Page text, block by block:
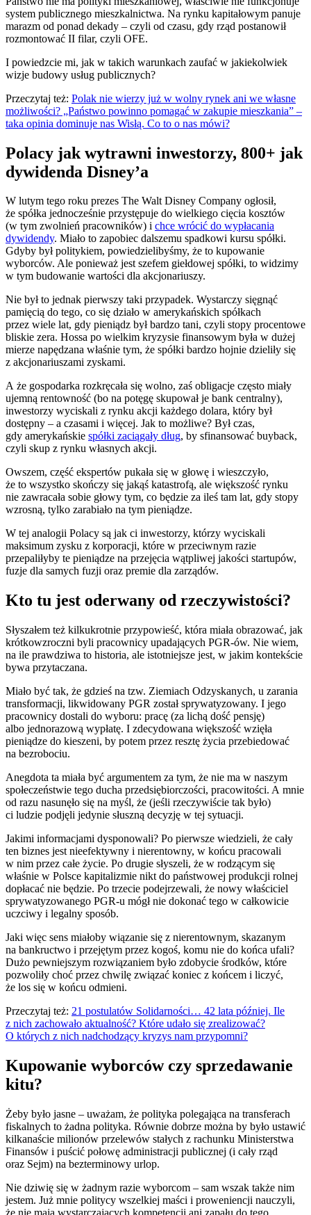
system publicznego mieszkalnictwa. Na rynku kapitałowym panuje
marazm od ponad dekady – czyli od czasu, gdy rząd postanowił
rozmontować II filar, czyli OFE.
I powiedzcie mi, jak w takich warunkach zaufać w jakiekolwiek
wizje budowy usług publicznych?
Przeczytaj też: Polak nie wierzy już w wolny rynek ani we własne
możliwości? „Państwo powinno pomagać w zakupie mieszkania” –
taka opinia dominuje nas Wisłą. Co to o nas mówi?
Polacy jak wytrawni inwestorzy, 800+ jak
dywidenda Disney’a
W lutym tego roku prezes The Walt Disney Company ogłosił,
że spółka jednocześnie przystępuje do wielkiego cięcia kosztów
(w tym zwolnień pracowników) i chce wrócić do wypłacania
dywidendy. Miało to zapobiec dalszemu spadkowi kursu spółki.
Gdyby był politykiem, powiedzielibyśmy, że to kupowanie
wyborców. Ale ponieważ jest szefem giełdowej spółki, to widzimy
w tym budowanie wartości dla akcjonariuszy.
Nie był to jednak pierwszy taki przypadek. Wystarczy sięgnąć
pamięcią do tego, co się działo w amerykańskich spółkach
przez wiele lat, gdy pieniądz był bardzo tani, czyli stopy procentowe
bliskie zera. Hossa po wielkim kryzysie finansowym była w dużej
mierze napędzana właśnie tym, że spółki bardzo hojnie dzieliły się
z akcjonariuszami zyskami.
A że gospodarka rozkręcała się wolno, zaś obligacje często miały
ujemną rentowność (bo na potęgę skupował je bank centralny),
inwestorzy wyciskali z rynku akcji każdego dolara, który był
dostępny – a czasami i więcej. Jak to możliwe? Był czas,
gdy amerykańskie spółki zaciągały dług, by sfinansować buyback,
czyli skup z rynku własnych akcji.
Owszem, część ekspertów pukała się w głowę i wieszczyło,
że to wszystko skończy się jakąś katastrofą, ale większość rynku
nie zawracała sobie głowy tym, co będzie za ileś tam lat, gdy stopy
wzrosną, tylko zarabiało na tym pieniądze.
W tej analogii Polacy są jak ci inwestorzy, którzy wyciskali
maksimum zysku z korporacji, które w przeciwnym razie
przepaliłyby te pieniądze na przejęcia wątpliwej jakości startupów,
fuzje dla samych fuzji oraz premie dla zarządów.
Kto tu jest oderwany od rzeczywistości?
Słyszałem też kilkukrotnie przypowieść, która miała obrazować, jak
krótkowzroczni byli pracownicy upadających PGR-ów. Nie wiem,
na ile prawdziwa to historia, ale istotniejsze jest, w jakim kontekście
bywa przytaczana.
Miało być tak, że gdzieś na tzw. Ziemiach Odzyskanych, u zarania
transformacji, likwidowany PGR został sprywatyzowany. I jego
pracownicy dostali do wyboru: pracę (za lichą dość pensję)
albo jednorazową wypłatę. I zdecydowana większość wzięła
pieniądze do kieszeni, by potem przez resztę życia przebiedować
na bezrobociu.
Anegdota ta miała być argumentem za tym, że nie ma w naszym
społeczeństwie tego ducha przedsiębiorczości, pracowitości. A mnie
od razu nasunęło się na myśl, że (jeśli rzeczywiście tak było)
ci ludzie podjęli jedynie słuszną decyzję w tej sytuacji.
Jakimi informacjami dysponowali? Po pierwsze wiedzieli, że cały
ten biznes jest nieefektywny i nierentowny, w końcu pracowali
w nim przez całe życie. Po drugie słyszeli, że w rodzącym się
właśnie w Polsce kapitalizmie nikt do państwowej produkcji rolnej
dopłacać nie będzie. Po trzecie podejrzewali, że nowy właściciel
sprywatyzowanego PGR-u mógł nie dokonać tego w całkowicie
uczciwy i legalny sposób.
Jaki więc sens miałoby wiązanie się z nierentownym, skazanym
na bankructwo i przejętym przez kogoś, komu nie do końca ufali?
Dużo pewniejszym rozwiązaniem było zdobycie środków, które
pozwoliły choć przez chwilę związać koniec z końcem i liczyć,
że los się w końcu odmieni.
Przeczytaj też: 21 postulatów Solidarności… 42 lata później. Ile
z nich zachowało aktualność? Które udało się zrealizować?
O których z nich nadchodzący kryzys nam przypomni?
Kupowanie wyborców czy sprzedawanie
kitu?
Żeby było jasne – uważam, że polityka polegająca na transferach
fiskalnych to żadna polityka. Równie dobrze można by było ustawić
kilkanaście milionów przelewów stałych z rachunku Ministerstwa
Finansów i puścić połowę administracji publicznej (i cały rząd
oraz Sejm) na bezterminowy urlop.
Nie dziwię się w żadnym razie wyborcom – sam wszak także nim
jestem. Już mnie politycy wszelkiej maści i proweniencji nauczyli,
że nie mają wystarczających kompetencji ani zapału do tego,